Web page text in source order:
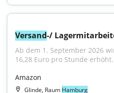
Versand-/
Ab dem 1. September 2026
16,28 Euro pro Stunde
Amazon
Glinde, Raum Hamburg